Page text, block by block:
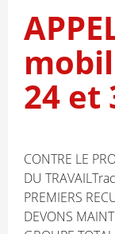
24 et
CONTRE LE
DU
PREMIERS
DEVONS